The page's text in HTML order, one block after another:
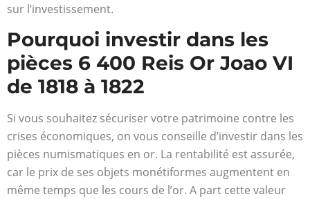
sur l’investissement.
Pourquoi investir dans les
pièces 6 400 Reis Or Joao VI
de 1818 à 1822
Si vous souhaitez sécuriser votre patrimoine contre les
crises économiques, on vous conseille d’investir dans les
pièces numismatiques en or. La rentabilité est assurée,
car le prix de ses objets monétiformes augmentent en
même temps que les cours de l’or. A part cette valeur